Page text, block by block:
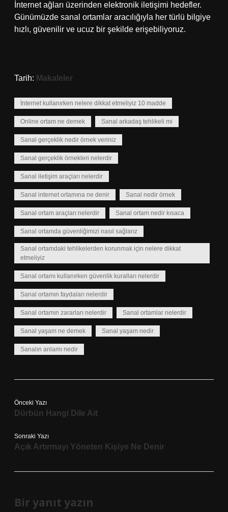
İnternet ağları üzerinden elektronik iletişimi hedefler.
Günümüzde sanal ortamlar aracılığıyla her türlü bilgiye
hızlı, güvenilir ve ucuz bir şekilde erişebiliyoruz.
Tarih: Makaleler
İnternet kullanırken nelere dikkat etmeliyiz 10 madde
Online ortam ne demek Sanal arkadaş tehlikeli mi
Sanal gerçeklik nedir örnek veriniz
Sanal gerçeklik örnekleri nelerdir
Sanal iletişim araçları nelerdir
Sanal internet ortamına ne denir Sanal nedir örnek
Sanal ortam araçları nelerdir Sanal ortam nedir kısaca
Sanal ortamda güvenliğimizi nasıl sağlarız
Sanal ortamdaki tehlikelerden korunmak için nelere dikkat
etmeliyiz
Sanal ortamı kullanırken güvenlik kuralları nelerdir
Sanal ortamın faydaları nelerdir
Sanal ortamın zararları nelerdir Sanal ortamlar nelerdir
Sanal yaşam ne demek Sanal yaşam nedir
Sanalın anlamı nedir
Önceki Yazı
Dürbün Hangi Dile Ait
Sonraki Yazı
Açık Artırmayı Yöneten Kişiye Ne Denir
Bir yanıt yazın